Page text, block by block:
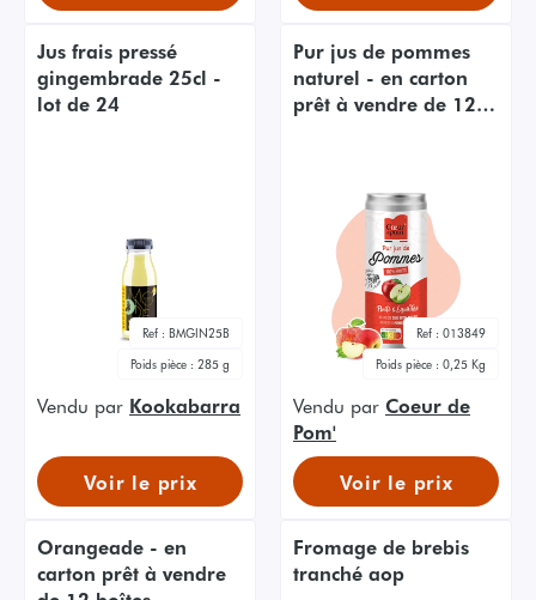
Jus frais pressé
gingembrade 25cl -
lot de 24
Ref : BMGIN25B
Poids pièce : 285 g
Vendu par Kookabarra
Voir le prix
Pur jus de pommes
naturel - en carton
prêt à vendre de 12
Ref : 013849
Poids pièce : 0,25 Kg
Vendu par Coeur de
Pom'
Voir le prix
Orangeade - en
carton prêt à vendre
Fromage de brebis
tranché aop